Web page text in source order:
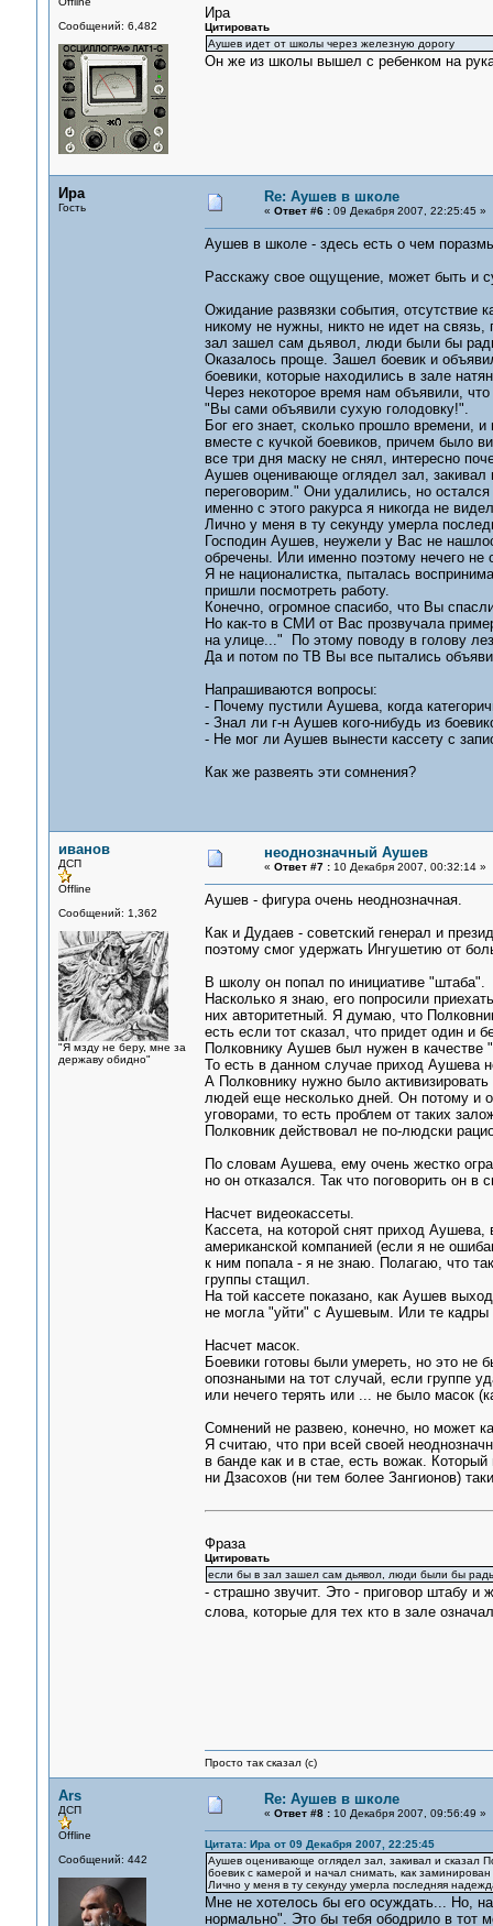
Сообщений: 6,482
Ира
Цитировать
Аушев идет от школы через железную дорогу
Он же из школы вышел с ребенком на
Ира
Гость
Re: Аушев в школе
« Ответ #6 :09 Декабря 2007, 22:25:45 »
Аушев в школе - здесь есть о чем
Расскажу свое ощущение, может быть и
Ожидание развязки события, отсутствие
никому не нужны, никто не идет на
зал зашел сам дьявол, люди были бы
Оказалось проще. Зашел боевик и
боевики, которые находились в зале
Через некоторое время нам объявили,
"Вы сами объявили сухую голодовку!".
Бог его знает, сколько прошло времени,
вместе с кучкой боевиков, причем было
все три дня маску не снял, интересно
Аушев оценивающе оглядел зал, закивал
переговорим." Они удалились, но
именно с этого ракурса я никогда не
Лично у меня в ту секунду умерла
Господин Аушев, неужели у Вас не
обречены. Или именно поэтому нечего не
Я не националистка, пыталась
пришли посмотреть работу.
Конечно, огромное спасибо, что Вы
Но как-то в СМИ от Вас прозвучала
на улице..." По этому поводу в голову
Да и потом по ТВ Вы все пытались
Напрашиваются вопросы:
- Почему пустили Аушева, когда
- Знал ли г-н Аушев кого-нибудь из
- Не мог ли Аушев вынести кассету с
Как же развеять эти сомнения?
иванов
ДСП
Offline
Сообщений: 1,362
"Я мзду не беру, мне за
державу обидно"
неоднозначный Аушев
« Ответ #7 :10 Декабря 2007, 00:32:14 »
Аушев - фигура очень неоднозначная.
Как и Дудаев - советский генерал и
поэтому смог удержать Ингушетию от
В школу он попал по инициативе "штаба".
Насколько я знаю, его попросили
них авторитетный. Я думаю, что
есть если тот сказал, что придет один и
Полковнику Аушев был нужен в качестве
То есть в данном случае приход Аушева
А Полковнику нужно было
людей еще несколько дней. Он потому и
уговорами, то есть проблем от таких
Полковник действовал не по-людски
По словам Аушева, ему очень жестко
но он отказался. Так что поговорить он в
Насчет видеокассеты.
Кассета, на которой снят приход
американской компанией (если я не
к ним попала - я не знаю. Полагаю, что
группы стащил.
На той кассете показано, как Аушев
не могла "уйти" с Аушевым. Или те кадры
Насчет масок.
Боевики готовы были умереть, но это не
опознаными на тот случай, если группе
или нечего терять или ... не было масок
Сомнений не развею, конечно, но может
Я считаю, что при всей своей
в банде как и в стае, есть вожак.
ни Дзасохов (ни тем более Зангионов)
Фраза
Цитировать
если бы в зал зашел сам дьявол, люди были бы
- страшно звучит. Это - приговор штабу и
слова, которые для тех кто в зале
Просто так сказал (с)
Ars
ДСП
Offline
Сообщений: 442
Re: Аушев в школе
« Ответ #8 :10 Декабря 2007, 09:56:49 »
Цитата: Ира от 09 Декабря 2007, 22:25:45
Аушев оценивающе оглядел зал, закивал и сказал
боевик с камерой и начал снимать, как
Лично у меня в ту секунду умерла последняя
Мне не хотелось бы его осуждать... Но,
нормально". Это бы тебя ободрило в тот